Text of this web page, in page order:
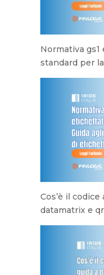
Normativa
standard per
Cos’è il codice
datamatrix e